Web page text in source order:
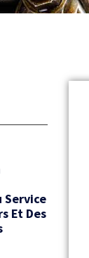
Service
Et Des